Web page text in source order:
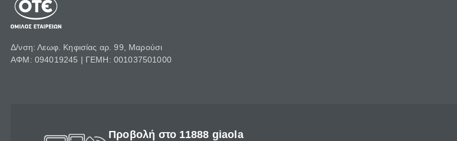
Δ/νση: Λεωφ. Κηφισίας αρ. 99, Μαρούσι
ΑΦΜ: 094019245 | ΓΕΜΗ: 001037501000
Προβολή στο 11888 giaola